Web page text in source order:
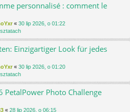
personnalisé : comment le
« 30 lip 2026, o 01:22
Einzigartiger Look für jedes
« 30 lip 2026, o 01:20
PetalPower Photo Challenge
« 28 lip 2026, o 06:15